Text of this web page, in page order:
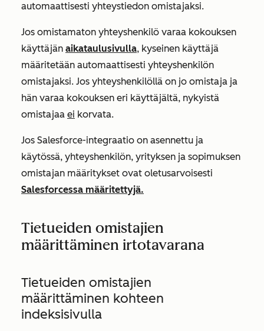
automaattisesti yhteystiedon omistajaksi.
Jos omistamaton yhteyshenkilö varaa kokouksen
käyttäjän aikataulusivulla, kyseinen käyttäjä
määritetään automaattisesti yhteyshenkilön
omistajaksi. Jos yhteyshenkilöllä on jo omistaja ja
hän varaa kokouksen eri käyttäjältä, nykyistä
omistajaa ei korvata.
Jos Salesforce-integraatio on asennettu ja
käytössä, yhteyshenkilön, yrityksen ja sopimuksen
omistajan määritykset ovat oletusarvoisesti
Salesforcessa määritettyjä.
Tietueiden omistajien
määrittäminen irtotavarana
Tietueiden omistajien
määrittäminen kohteen
indeksisivulla